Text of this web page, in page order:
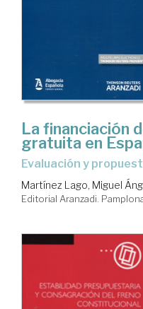
La financiación
gratuita en
evaluación y
Martínez Lago, Miguel
Editorial Aranzadi.